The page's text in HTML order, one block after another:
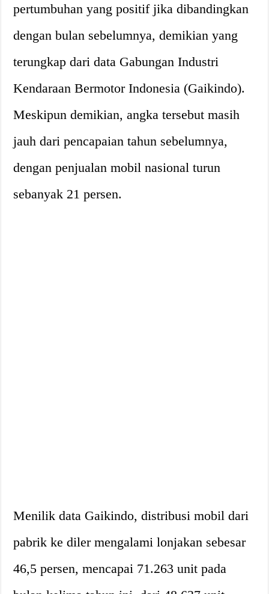
pertumbuhan yang positif jika dibandingkan
dengan bulan sebelumnya, demikian yang
terungkap dari data Gabungan Industri
Kendaraan Bermotor Indonesia (Gaikindo).
Meskipun demikian, angka tersebut masih
jauh dari pencapaian tahun sebelumnya,
dengan penjualan mobil nasional turun
sebanyak 21 persen.
Menilik data Gaikindo, distribusi mobil dari
pabrik ke diler mengalami lonjakan sebesar
46,5 persen, mencapai 71.263 unit pada